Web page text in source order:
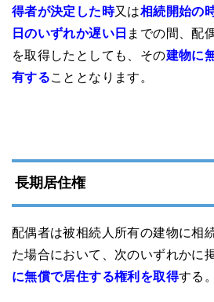
得者が決定した時又は相続開始の
日のいずれか遅い日 までの間、配
を取得したとしても、その建物に
有することとなります。
長期居住権
配偶者は被相続人所有の建物に相
た場合において、次のいずれかに
に無償で居住する権利を取得する。